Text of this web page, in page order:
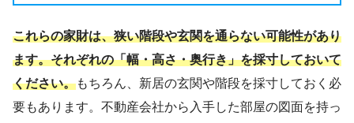
これらの家財は、狭い階段や玄関を通らない可能性があり
ます。それぞれの「幅・高さ・奥行き」を採寸しておいて
ください。もちろん、新居の玄関や階段を採寸しておく必
要もあります。不動産会社から入手した部屋の図面を持っ